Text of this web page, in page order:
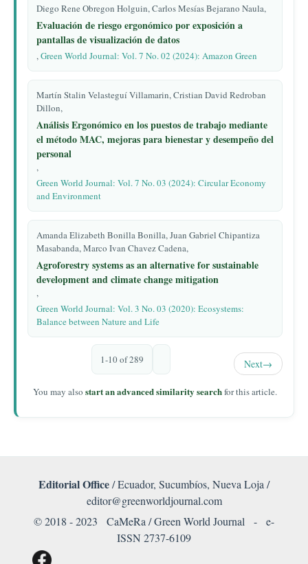
Diego Rene Obregon Holguin, Carlos Mesías Bejarano Naula,
Evaluación de riesgo ergonómico por exposición a
pantallas de visualización de datos
,Green World Journal: Vol. 7 No. 02 (2024): Amazon Green
Martín Stalin Velasteguí Villamarin, Cristian David Redroban
Dillon,
Análisis Ergonómico en los puestos de trabajo mediante
el método MAC, mejoras para bienestar y desempeño del
personal
,
Green World Journal: Vol. 7 No. 03 (2024): Circular Economy
and Environment
Amanda Elizabeth Bonilla Bonilla, Juan Gabriel Chipantiza
Masabanda, Marco Ivan Chavez Cadena,
Agroforestry systems as an alternative for sustainable
development and climate change mitigation
,
Green World Journal: Vol. 3 No. 03 (2020): Ecosystems:
Balance between Nature and Life
1-10 of 289 Next→
You may also start an advanced similarity searchfor this article.
Editorial Office/ Ecuador, Sucumbíos, Nueva Loja /
editor@greenworldjournal.com
© 2018 - 2023 CaMeRa / Green World Journal - e-
ISSN 2737-6109